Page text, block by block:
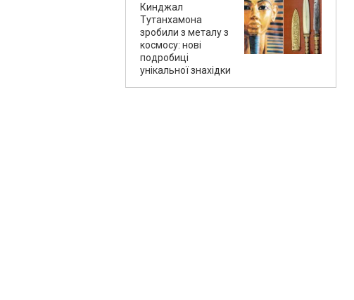
Кинджал
Тутанхамона
зробили з металу з
космосу: нові
подробиці
унікальної знахідки